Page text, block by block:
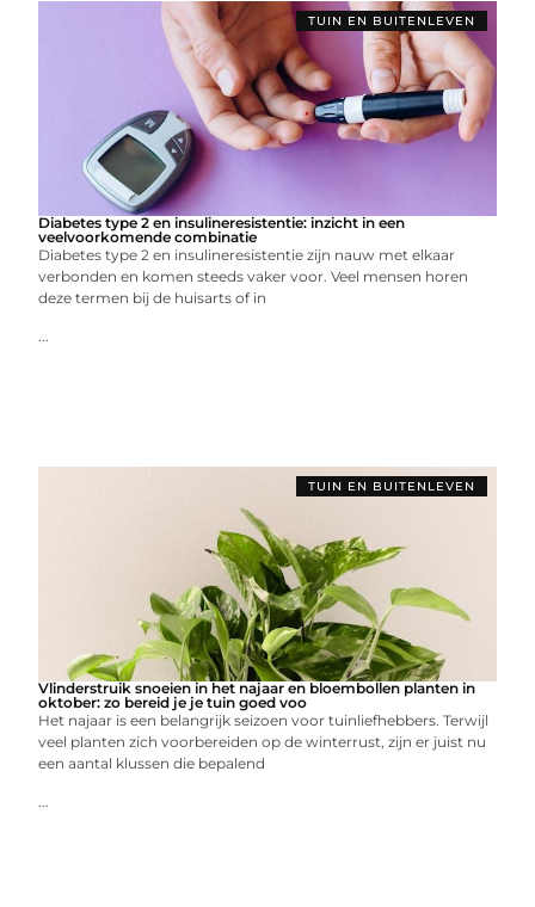
TUIN EN BUITENLEVEN
Diabetes type 2 en insulineresistentie: inzicht in een
veelvoorkomende combinatie
Diabetes type 2 en insulineresistentie zijn nauw met elkaar
verbonden en komen steeds vaker voor. Veel mensen horen
deze termen bij de huisarts of in
...
TUIN EN BUITENLEVEN
Vlinderstruik snoeien in het najaar en bloembollen planten in
oktober: zo bereid je je tuin goed voo
Het najaar is een belangrijk seizoen voor tuinliefhebbers. Terwijl
veel planten zich voorbereiden op de winterrust, zijn er juist nu
een aantal klussen die bepalend
...